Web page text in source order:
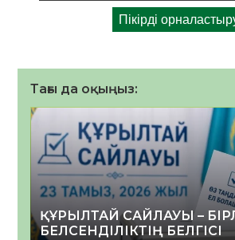
Тағы да оқыңыз:
ҚҰРЫЛТАЙ САЙЛАУЫ –
БЕЛСЕНДІЛІКТІҢ БЕЛГІСІ